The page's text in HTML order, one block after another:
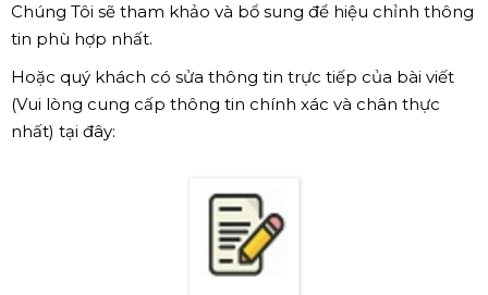
Chúng Tôi sẽ tham khảo và bổ sung để hiệu chỉnh thông
tin phù hợp nhất.
Hoặc quý khách có sửa thông tin trực tiếp của bài viết
(Vui lòng cung cấp thông tin chính xác và chân thực
nhất) tại đây: